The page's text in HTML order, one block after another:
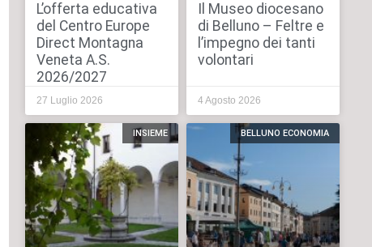
L’offerta educativa
del Centro Europe
Direct Montagna
Veneta A.S.
2026/2027
27 Luglio 2026
Il Museo diocesano
di Belluno – Feltre e
l’impegno dei tanti
volontari
4 Agosto 2026
INSIEME BELLUNO ECONOMIA